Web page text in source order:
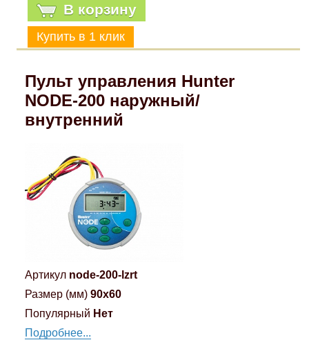
В корзину
Пульт управления Hunter
NODE-200 наружный/
внутренний
Артикул node-200-lzrt
Размер (мм) 90x60
Популярный Нет
Подробнее...